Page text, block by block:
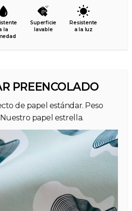
la
Superficie
lavable
Resistente
a la luz
PREENCOLADO
de papel estándar. Peso
papel estrella.